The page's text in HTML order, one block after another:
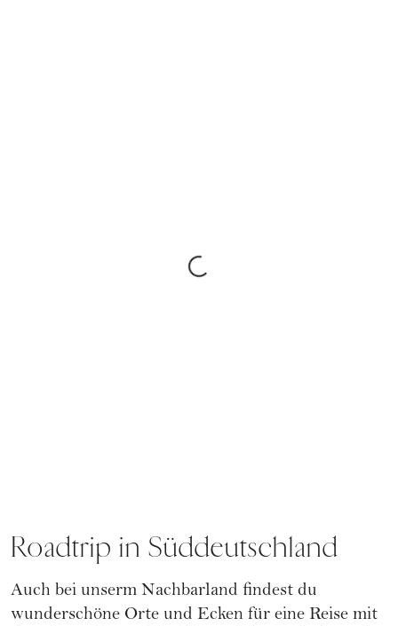
Roadtrip in Süddeutschland
Auch bei unserm Nachbarland findest du
wunderschöne Orte und Ecken für eine Reise mit